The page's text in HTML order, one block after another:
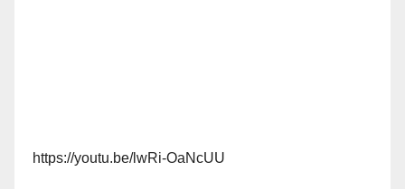
https://youtu.be/lwRi-OaNcUU